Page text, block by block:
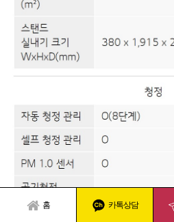
홈 카톡상담